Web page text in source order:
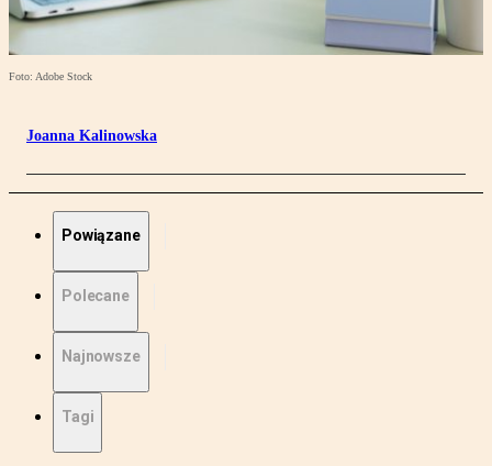
Foto: Adobe Stock
Joanna Kalinowska
Powiązane
Polecane
Najnowsze
Tagi